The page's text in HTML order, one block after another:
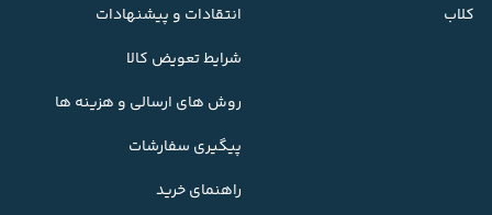
کلاب
انتقادات و پیشنهادات
شرایط تعویض کالا
روش های ارسالی و هزینه ها
پیگیری سفارشات
راهنمای خرید